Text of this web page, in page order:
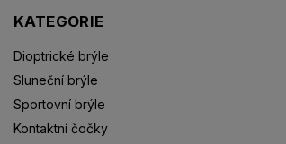
KATEGORIE
Dioptrické brýle
Sluneční brýle
Sportovní brýle
Kontaktní čočky